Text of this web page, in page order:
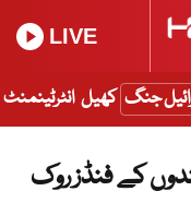
LIVE
جنگ کھیل انٹرٹینمنٹ
کے فنڈز روک